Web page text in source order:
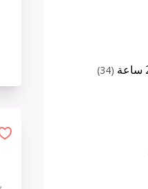
(
34
)
1 of 7